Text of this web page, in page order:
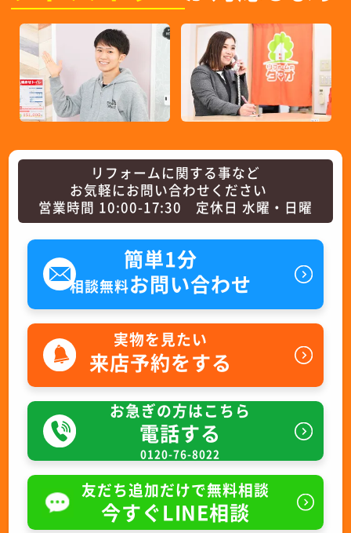
リフォームに関する事など
お気軽にお問い合わせください
営業時間 10:00-17:30 定休日 水曜・日曜
簡単1分
相談無料お問い合わせ
実物を見たい
来店予約をする
お急ぎの方はこちら
電話する
0120-76-8022
友だち追加だけで無料相談
今すぐLINE相談